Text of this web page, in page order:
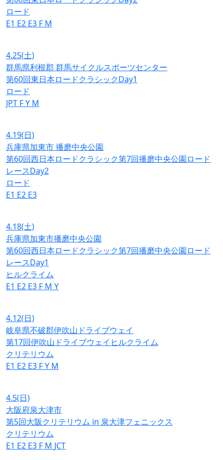
ロード
E1 E2 E3 F M
4.25(土)
群馬県利根郡 群馬サイクルスポーツセンター
第60回東日本ロードクラシックDay1
ロード
JPT FY M
4.19(日)
兵庫県加東市 播磨中央公園
第60回西日本ロードクラシック第7回播磨中央公園ロード
レースDay2
ロード
E1 E2 E3
4.18(土)
兵庫県加東市播磨中央公園
第60回西日本ロードクラシック第7回播磨中央公園ロード
レースDay1
ヒルクライム
E1 E2 E3 F M Y
4.12(日)
岐阜県不破郡伊吹山ドライブウェイ
第17回伊吹山ドライブウェイヒルクライム
クリテリウム
E1 E2 E3 FY M
4.5(日)
大阪府泉大津市
第5回大阪クリテリウム in 泉大津フェニックス
クリテリウム
E1 E2 E3 F M JCT